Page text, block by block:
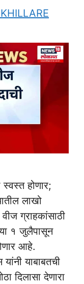
होणार;
लाखो
ग्राहकांसाठी
१ जुलैपासून
आहे.
याबाबतची
दिलासा देणारा